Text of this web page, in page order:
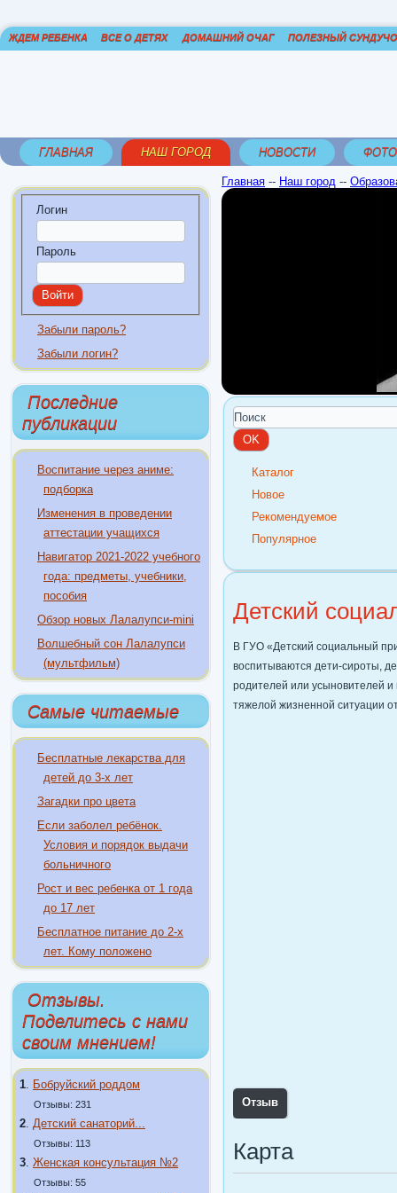
ЖДЕМ РЕБЕНКА ВСЕ О ДЕТЯХ ДОМАШНИЙ ОЧАГ ПОЛЕЗНЫЙ
ГЛАВНАЯ НАШ ГОРОД НОВОСТИ
Логин
Пароль
Забыли пароль?
Забыли логин?
Последние
публикации
Воспитание через аниме:
подборка
Изменения в проведении
аттестации учащихся
Навигатор 2021-2022 учебного
года: предметы, учебники,
пособия
Обзор новых Лалалупси-mini
Волшебный сон Лалалупси
(мультфильм)
Самые читаемые
Бесплатные лекарства для
детей до 3-х лет
Загадки про цвета
Если заболел ребёнок.
Условия и порядок выдачи
больничного
Рост и вес ребенка от 1 года
до 17 лет
Бесплатное питание до 2-х
лет. Кому положено
Отзывы.
Поделитесь с нами
своим мнением!
1 Бобруйский роддом
Отзывы: 231
2 Детский санаторий...
Отзывы: 113
3 Женская консультация №2
Отзывы: 55
Главная -- Наш город --
Каталог
Новое
Рекомендуемое
Популярное
Детский
В ГУО «Детский социальный
воспитываются дети-сироты,
родителей или усыновителей и
тяжелой жизненной ситуации
Отзыв
Карта